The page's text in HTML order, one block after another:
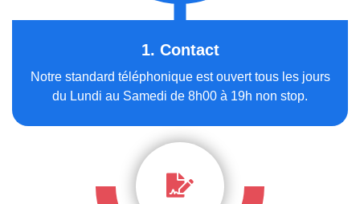
1. Contact
Notre standard téléphonique est ouvert tous les jours
du Lundi au Samedi de 8h00 à 19h non stop.